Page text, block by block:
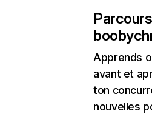
Apprends
avant et
ton
nouvelles